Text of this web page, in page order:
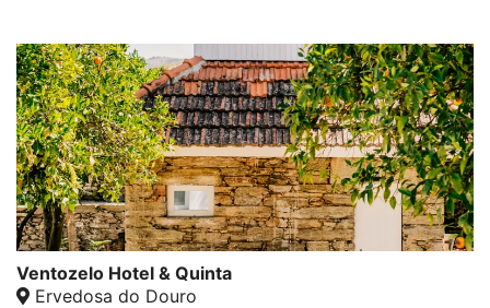
Ventozelo Hotel & Quinta
Ervedosa do Douro